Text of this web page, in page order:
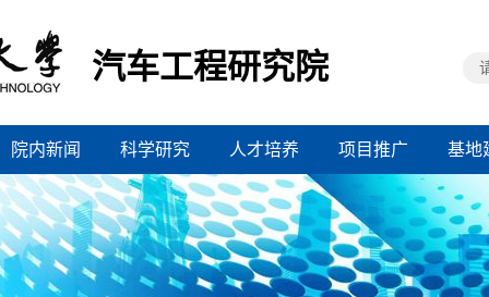
汽车工程研究院
院内新闻 科学研究 人才培养 项目推广 基地